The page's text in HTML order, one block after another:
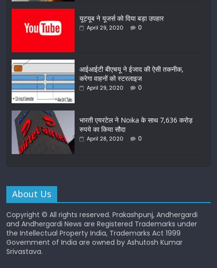
यूट्यूब ने यूजर्स को दिया बड़ा उपहार
April 29, 2020 0
आईआईटी बीएचयू ने ईजाद की ऐसी तकनीक,
करेगा वाहनों को स्टरलाइज
April 29, 2020 0
भारती एयरटेल ने Noika के साथ 7,636 करोड़
रुपये का किया सौदा
April 28, 2020 0
About Us
Copyright © All rights reserved. Prakashpunj, Andhergardi
and Andhergardi News are Registered Trademarks under
the Intellectual Property India, Trademarks Act 1999
Government of India are owned by Ashutosh Kumar
Srivastava.